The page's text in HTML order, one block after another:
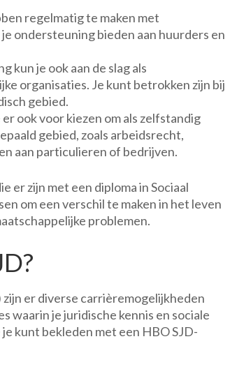
regelmatig te maken met
ondersteuning bieden aan huurders en
kun je ook aan de slag als
organisaties. Je kunt betrokken zijn bij
gebied.
ook voor kiezen om als zelfstandig
gebied, zoals arbeidsrecht,
aan particulieren of bedrijven.
er zijn met een diploma in Sociaal
om een verschil te maken in het leven
problemen.
er diverse carrièremogelijkheden
waarin je juridische kennis en sociale
kunt bekleden met een HBO SJD-